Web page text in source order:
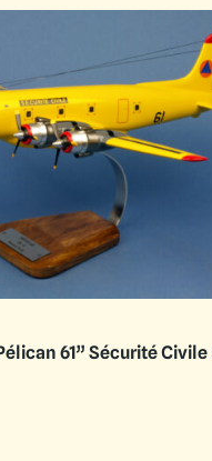
61” Sécurité Civile